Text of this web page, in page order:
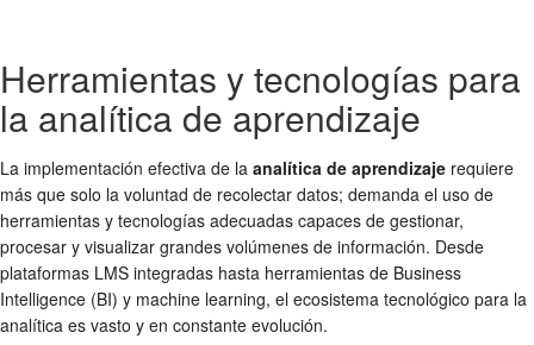
Herramientas y tecnologías para
la analítica de aprendizaje
La implementación efectiva de la analítica de aprendizaje requiere
más que solo la voluntad de recolectar datos; demanda el uso de
herramientas y tecnologías adecuadas capaces de gestionar,
procesar y visualizar grandes volúmenes de información. Desde
plataformas LMS integradas hasta herramientas de Business
Intelligence (BI) y machine learning, el ecosistema tecnológico para la
analítica es vasto y en constante evolución.